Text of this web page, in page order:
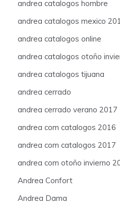
andrea catalogos hombre
andrea catalogos mexico
andrea catalogos online
andrea catalogos otoño
andrea catalogos tijuana
andrea cerrado
andrea cerrado verano 2017
andrea com catalogos 2016
andrea com catalogos 2017
andrea com otoño invierno
Andrea Confort
Andrea Dama